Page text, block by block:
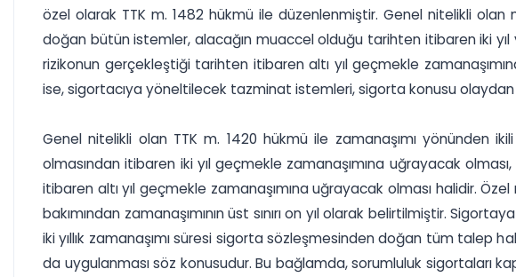
özel olarak TTK m. 1482 hükmü ile düzenlenmiştir. Genel nitelikli
doğan bütün istemler, alacağın muaccel olduğu tarihten itibaren iki
rizikonun gerçekleştiği tarihten itibaren altı yıl geçmekle
ise, sigortacıya yöneltilecek tazminat istemleri, sigorta konusu olaydan
Genel nitelikli olan TTK m. 1420 hükmü ile zamanaşımı yönünden
olmasından itibaren iki yıl geçmekle zamanaşımına uğrayacak
itibaren altı yıl geçmekle zamanaşımına uğrayacak olması halidir.
bakımından zamanaşımının üst sınırı on yıl olarak belirtilmiştir.
iki yıllık zamanaşımı süresi sigorta sözleşmesinden doğan tüm talep
da uygulanması söz konusudur. Bu bağlamda, sorumluluk